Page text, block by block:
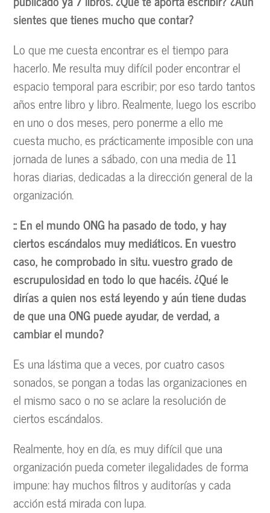
sientes que tienes mucho que contar?
Lo que me cuesta encontrar es el tiempo para
hacerlo. Me resulta muy difícil poder encontrar el
espacio temporal para escribir; por eso tardo tantos
años entre libro y libro. Realmente, luego los escribo
en uno o dos meses, pero ponerme a ello me
cuesta mucho, es prácticamente imposible con una
jornada de lunes a sábado, con una media de 11
horas diarias, dedicadas a la dirección general de la
organización.
:: En el mundo ONG ha pasado de todo, y hay
ciertos escándalos muy mediáticos. En vuestro
caso, he comprobado in situ. vuestro grado de
escrupulosidad en todo lo que hacéis. ¿Qué le
dirías a quien nos está leyendo y aún tiene dudas
de que una ONG puede ayudar, de verdad, a
cambiar el mundo?
Es una lástima que a veces, por cuatro casos
sonados, se pongan a todas las organizaciones en
el mismo saco o no se aclare la resolución de
ciertos escándalos.
Realmente, hoy en día, es muy difícil que una
organización pueda cometer ilegalidades de forma
impune: hay muchos filtros y auditorías y cada
acción está mirada con lupa.